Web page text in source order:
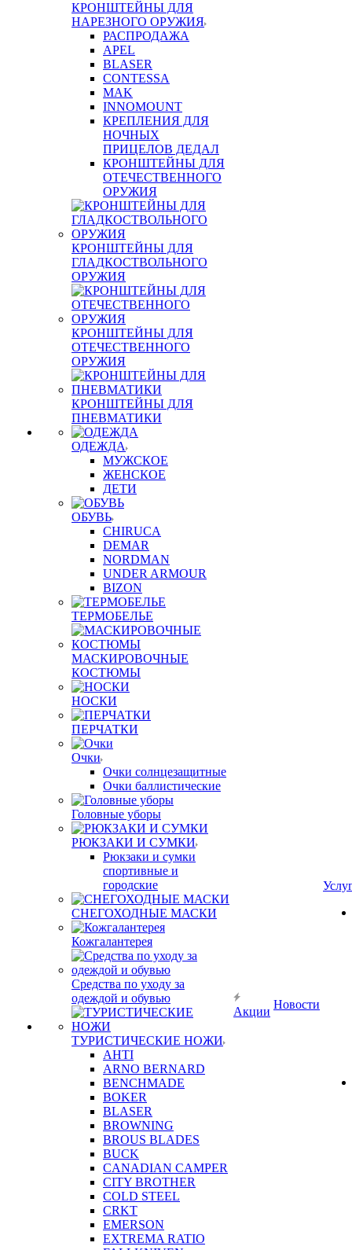
КРОНШТЕЙНЫ ДЛЯ
НАРЕЗНОГО ОРУЖИЯ
РАСПРОДАЖА
APEL
BLASER
CONTESSA
MAK
INNOMOUNT
КРЕПЛЕНИЯ ДЛЯ
НОЧНЫХ
ПРИЦЕЛОВ ДЕДАЛ
КРОНШТЕЙНЫ ДЛЯ
ОТЕЧЕСТВЕННОГО
ОРУЖИЯ
КРОНШТЕЙНЫ ДЛЯ
ГЛАДКОСТВОЛЬНОГО
ОРУЖИЯ
КРОНШТЕЙНЫ ДЛЯ
ОТЕЧЕСТВЕННОГО
ОРУЖИЯ
КРОНШТЕЙНЫ ДЛЯ
ПНЕВМАТИКИ
ОДЕЖДА
МУЖСКОЕ
ЖЕНСКОЕ
ДЕТИ
ОБУВЬ
CHIRUCA
DEMAR
NORDMAN
UNDER ARMOUR
BIZON
ТЕРМОБЕЛЬЕ
МАСКИРОВОЧНЫЕ
КОСТЮМЫ
НОСКИ
ПЕРЧАТКИ
Очки
Очки солнцезащитные
Очки баллистические
Головные уборы
РЮКЗАКИ И СУМКИ
Рюкзаки и сумки
спортивные и
городские
СНЕГОХОДНЫЕ МАСКИ
Кожгалантерея
Средства по уходу за
одеждой и обувью
ТУРИСТИЧЕСКИЕ НОЖИ
AHTI
ARNO BERNARD
BENCHMADE
BOKER
BLASER
BROWNING
BROUS BLADES
BUCK
CANADIAN CAMPER
CITY BROTHER
COLD STEEL
CRKT
EMERSON
EXTREMA RATIO
Акции
Новости